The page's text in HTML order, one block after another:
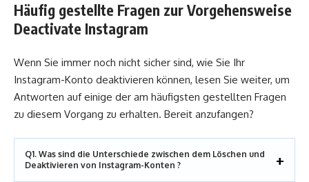
Häufig gestellte Fragen zur Vorgehensweise
Deactivate Instagram
Wenn Sie immer noch nicht sicher sind, wie Sie Ihr
Instagram-Konto deaktivieren können, lesen Sie weiter, um
Antworten auf einige der am häufigsten gestellten Fragen
zu diesem Vorgang zu erhalten. Bereit anzufangen?
Q1. Was sind die Unterschiede zwischen dem Löschen und
Deaktivieren von Instagram-Konten ?